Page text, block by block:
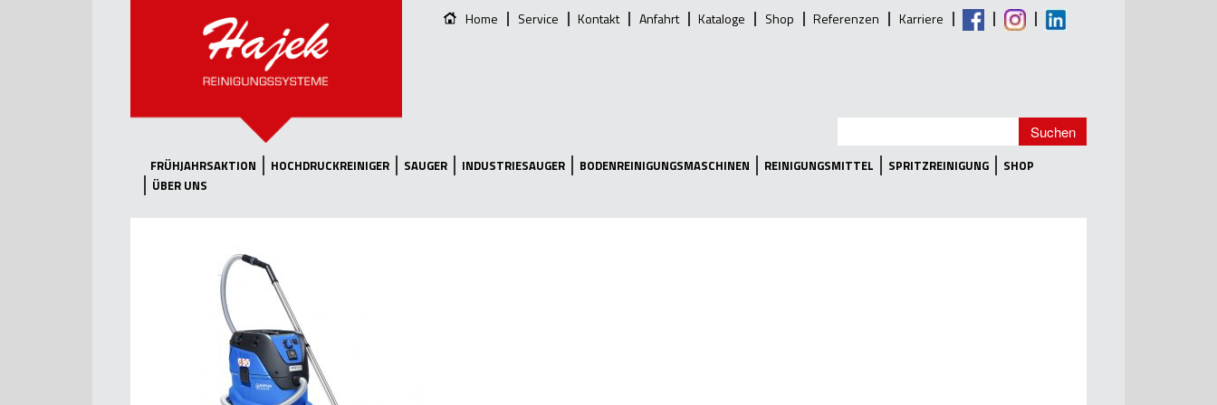
Home Service Kontakt Anfahrt Kataloge Shop Referenzen Karriere
FRÜHJAHRSAKTION HOCHDRUCKREINIGER SAUGER INDUSTRIESAUGER BODENREINIGUNGSMASCHINEN REINIGUNGSMITTEL SPRITZREINIGUNG
SHOP
ÜBER UNS